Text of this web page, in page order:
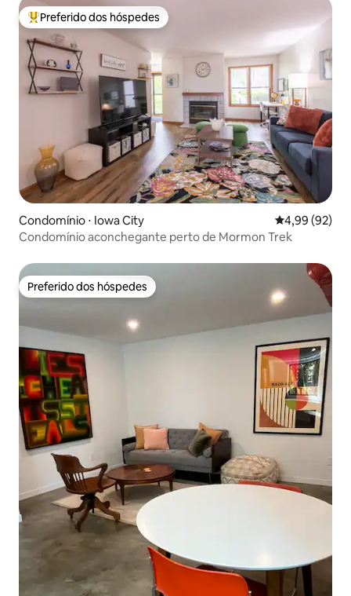
Entre os melhores preferidos dos hóspedes
Preferido dos hóspedes
Condomínio ⋅ Iowa City 4,99 de uma
4,99 (92)
Condomínio aconchegante perto de Mormon Trek
Preferido dos hóspedes
Preferido dos hóspedes